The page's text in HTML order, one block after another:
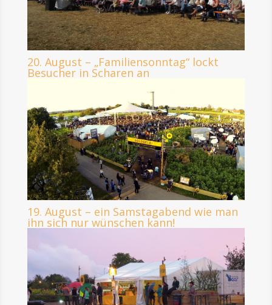
20. August – „Familiensonntag“ lockt
Besucher in Scharen an
19. August – ein Samstagabend wie man
ihn sich nur wünschen kann!